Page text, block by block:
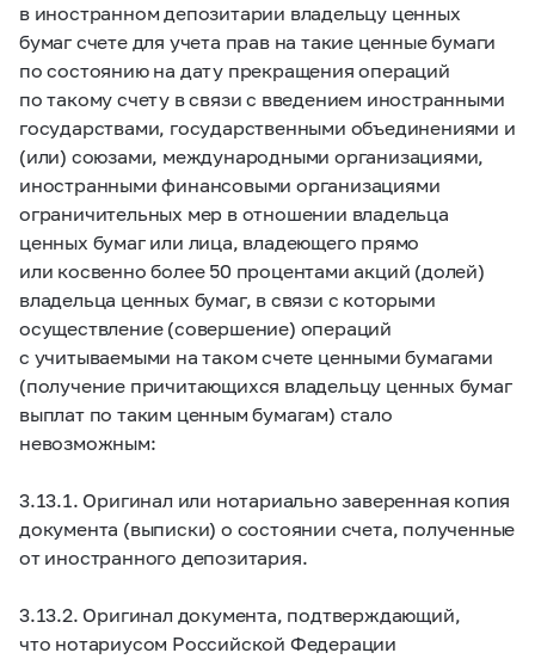
в иностранном депозитарии владельцу ценных
бумаг счете для учета прав на такие ценные бумаги
по состоянию на дату прекращения операций
по такому счету в связи с введением иностранными
государствами, государственными объединениями и
(или) союзами, международными организациями,
иностранными финансовыми организациями
ограничительных мер в отношении владельца
ценных бумаг или лица, владеющего прямо
или косвенно более 50 процентами акций (долей)
владельца ценных бумаг, в связи с которыми
осуществление (совершение) операций
с учитываемыми на таком счете ценными бумагами
(получение причитающихся владельцу ценных бумаг
выплат по таким ценным бумагам) стало
невозможным:
3.13.1. Оригинал или нотариально заверенная копия
документа (выписки) о состоянии счета, полученные
от иностранного депозитария.
3.13.2. Оригинал документа, подтверждающий,
что нотариусом Российской Федерации